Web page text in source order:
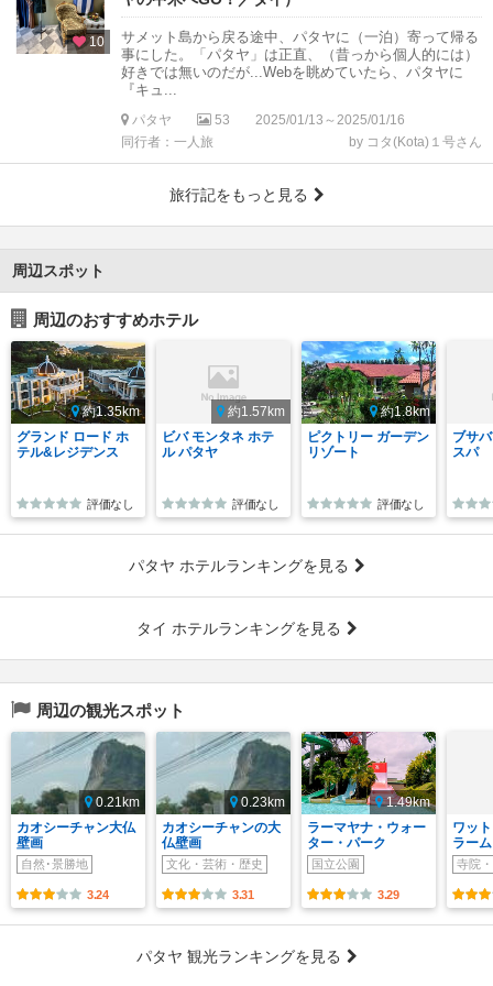
10
サメット島から戻る途中、パタヤに（一泊）寄って帰る
事にした。「パタヤ」は正直、（昔っから個人的には）
好きでは無いのだが...Webを眺めていたら、パタヤに
『キュ...
パタヤ 53
2025/01/13～2025/01/16
同行者：一人旅
by コタ(Kota)１号さん
旅行記をもっと見る
周辺スポット
周辺のおすすめホテル
約1.35km
グランド ロード ホ
テル&レジデンス
評価なし
約1.57km
ビバ モンタネ ホテ
ル パタヤ
評価なし
約1.8km
ピクトリー ガーデン
リゾート
評価なし
ブサ
スパ
パタヤ ホテルランキングを見る
タイ ホテルランキングを見る
周辺の観光スポット
0.21km
カオシーチャン大仏
壁画
自然･景勝地
3.24
0.23km
カオシーチャンの大
仏壁画
文化・芸術・歴史
3.31
1.49km
ラーマヤナ・ウォー
ター・パーク
国立公園
3.29
ワッ
ラーム
寺院
パタヤ 観光ランキングを見る